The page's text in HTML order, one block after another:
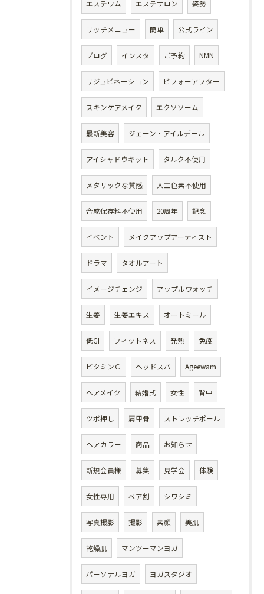
エステワム エステサロン 姿勢
リッチメニュー 簡単 公式ライン
ブログ インスタ ご予約 NMN
リジュビネーション ビフォーアフター
スキンケアメイク エクソソーム
最新美容 ジェーン・アイルデール
アイシャドウキット タルク不使用
メタリックな質感 人工色素不使用
合成保存料不使用 20周年 記念
イベント メイクアップアーティスト
ドラマ タオルアート
イメージチェンジ アップルウォッチ
生姜 生姜エキス オートミール
低GI フィットネス 発熱 免疫
ビタミンＣ ヘッドスパ Ageewam
ヘアメイク 結婚式 女性 背中
ツボ押し 肩甲骨 ストレッチポール
ヘアカラー 商品 お知らせ
新規会員様 募集 見学会 体験
女性専用 ペア割 シワシミ
写真撮影 撮影 素顔 美肌
乾燥肌 マンツーマンヨガ
パーソナルヨガ ヨガスタジオ